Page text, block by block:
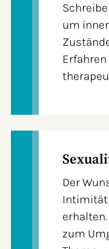
um
Der
Intimität
zum